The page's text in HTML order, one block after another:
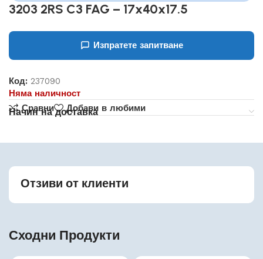
3203 2RS C3 FAG – 17x40x17.5
Изпратете запитване
Код:237090
Няма наличност
Сравни
Добави в любими
Начин на доставка
Отзиви от клиенти
Сходни Продукти